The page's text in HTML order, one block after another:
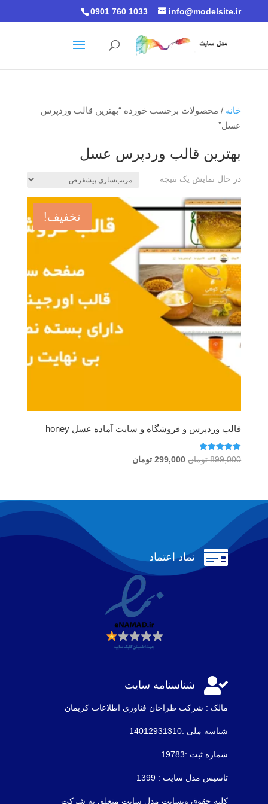
0901 760 1033 info@modelsite.ir
خانه / محصولات برچسب خورده “بهترین قالب وردپرس
عسل”
بهترین قالب وردپرس عسل
در حال نمایش یک نتیجه
تخفیف!
قالب وردپرس و فروشگاه و سایت آماده عسل honey
امتیاز
5.00
899,000 تومان قیمت
بود.
299,000 تومانقیمت
است.
 نماد اعتماد
 شناسنامه سایت
مالک : شرکت طراحان فناوری اطلاعات كريمان
شناسه ملی :14012931310
شماره ثبت :19783
تاسیس مدل سایت : 1399
کلیه حقوق وبسایت مدل سایت متعلق به شرکت